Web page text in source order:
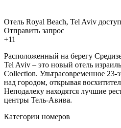
Отель Royal Beach, Tel Aviv
Отправить запрос
+11
Расположенный на берегу
Tel Aviv – это новый отель
Collection. Ультрасовременное 23-
над городом, открывая
Неподалеку находятся лучшие
центры Тель-Авива.
Категории номеров